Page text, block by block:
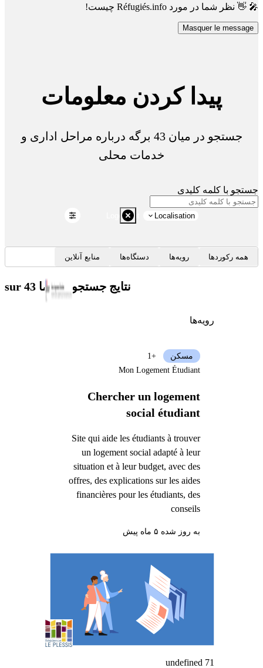
🎤 👋 نظر شما در مورد Réfugiés.info چیست!
Masquer le message
پیدا کردن معلومات
جستجو در میان 43 برگه درباره مراحل اداری و
خدمات محلی
جستجو با کلمه کلیدی
Localisation
Logement
همه رکوردها رویه‌ها دستگاه‌ها منابع آنلاین
نتایج جستجوی شما
رویه‌ها
Chercher un logement
social étudiant
Site qui aide les étudiants à trouver
un logement social adapté à leur
situation et à leur budget, avec des
offres, des explications sur les aides
financières pour les étudiants, des
conseils
مسکن
+1
Mon Logement Étudiant
به روز شده ۵ ماه پیش
undefined 71